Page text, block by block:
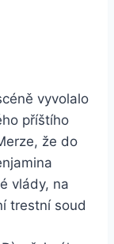
vyvolalo
příštího
že do
vlády, na
trestní soud